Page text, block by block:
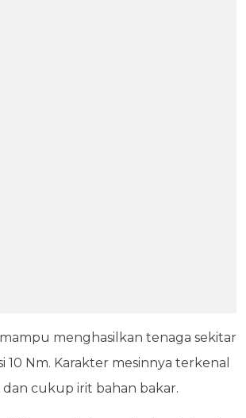
menghasilkan tenaga sekitar
10 Nm. Karakter mesinnya terkenal
dan cukup irit bahan bakar.